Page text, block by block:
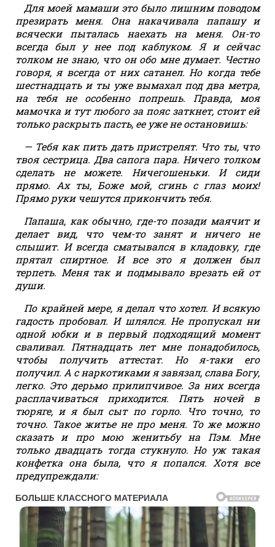
Для моей мамаши это было лишним поводом
презирать меня. Она накачивала папашу и
всячески пыталась наехать на меня. Он-то
всегда был у нее под каблуком. Я и сейчас
толком не знаю, что он обо мне думает. Честно
говоря, я всегда от них сатанел. Но когда тебе
шестнадцать и ты уже вымахал под два метра,
на тебя не особенно попрешь. Правда, моя
мамочка и тут любого за пояс заткнет, стоит ей
только раскрыть пасть, ее уже не остановишь:
— Тебя как пить дать пристрелят. Что ты, что
твоя сестрица. Два сапога пара. Ничего толком
сделать не можете. Ничегошеньки. И сиди
прямо. Ах ты, Боже мой, сгинь с глаз моих!
Прямо руки чешутся прикончить тебя.
Папаша, как обычно, где-то позади маячит и
делает вид, что чем-то занят и ничего не
слышит. И всегда сматывался в кладовку, где
прятал спиртное. И все это я должен был
терпеть. Меня так и подмывало врезать ей от
души.
По крайней мере, я делал что хотел. И всякую
гадость пробовал. И шлялся. Не пропускал ни
одной юбки и в первый подходящий момент
сваливал. Пятнадцать лет мне понадобилось,
чтобы получить аттестат. Но я-таки его
получил. А с наркотиками я завязал, слава Богу,
легко. Это дерьмо прилипчивое. За них всегда
расплачиваться приходится. Пять ночей в
тюряге, и я был сыт по горло. Что точно, то
точно. Такое житье не про меня. То же можно
сказать и про мою женитьбу на Пэм. Мне
только двадцать тогда стукнуло. Но уж такая
конфетка она была, что я попался. Хотя все
предупреждали: